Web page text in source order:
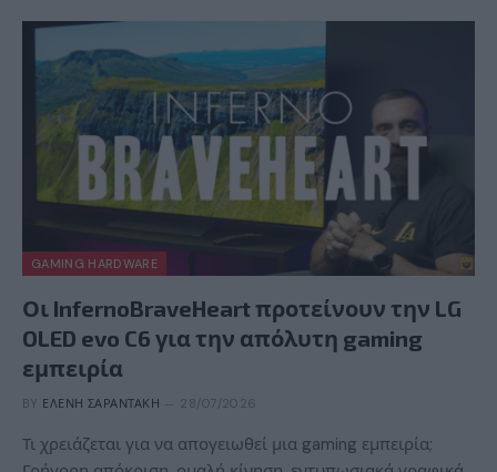
GAMING HARDWARE
Οι InfernoBraveHeart προτείνουν την LG
OLED evo C6 για την απόλυτη gaming
εμπειρία
BY ΕΛΈΝΗ ΣΑΡΑΝΤΆΚΗ 28/07/2026
Τι χρειάζεται για να απογειωθεί μια gaming εμπειρία;